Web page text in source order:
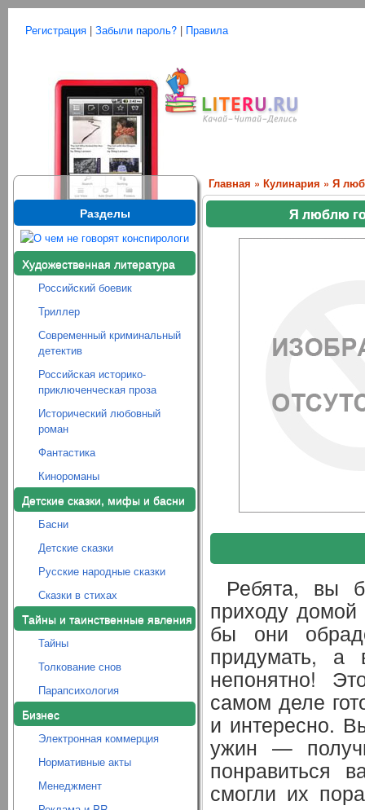
Регистрация | Забыли пароль? | Правила
Разделы
Художественная литература
Российский боевик
Триллер
Современный криминальный
детектив
Российская историко-
приключенческая проза
Исторический любовный
роман
Фантастика
Кинороманы
Детские сказки, мифы и басни
Басни
Детские сказки
Русские народные сказки
Сказки в стихах
Тайны и таинственные явления
Тайны
Толкование снов
Парапсихология
Бизнес
Электронная коммерция
Нормативные акты
Менеджмент
Главная » Кулинария » Я
Я люблю
Ребята, вы
приходу домой
бы они
придумать, а
непонятно!
самом деле
и интересно.
ужин —
понравиться
смогли их